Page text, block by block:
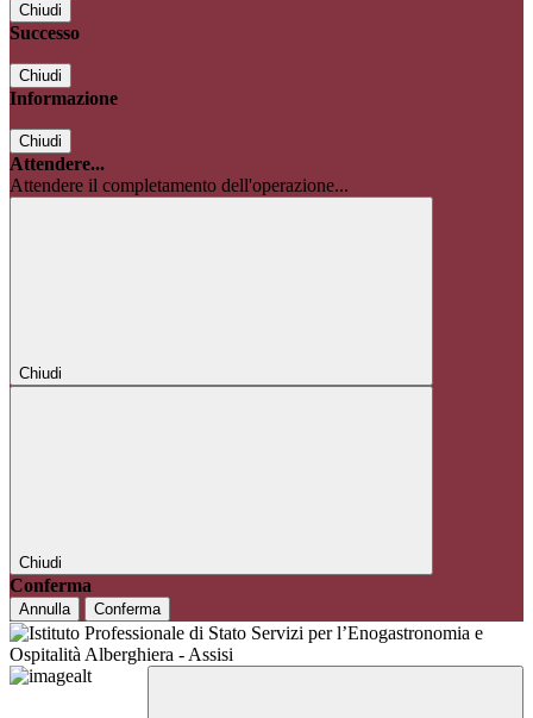
Chiudi
Successo
Chiudi
Informazione
Chiudi
Attendere...
Attendere il completamento dell'operazione...
Chiudi
Chiudi
Conferma
Annulla Conferma